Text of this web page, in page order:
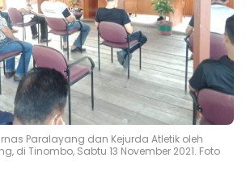
Paralayang dan Kejurda Atletik oleh
di Tinombo, Sabtu 13 November 2021. Foto